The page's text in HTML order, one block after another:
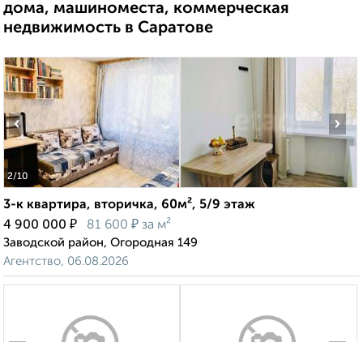
дома, машиноместа, коммерческая
недвижимость в Саратове
2/10
‹ ›
3-к квартира, вторичка, 60м², 5/9 этаж
4 900 000 ₽ 81 600 ₽ за м²
Заводской район, Огородная 149
Агентство, 06.08.2026